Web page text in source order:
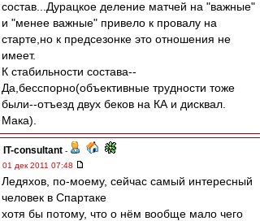
состав...Дурацкое деление матчей на "важные"
и "менее важные" привело к провалу на
старте,но к предсезонке это отношения не
имеет.
К стабильности состава--
Да,бесспорно(объективные трудности тоже
были--отъезд двух беков на КА и дисквал.
Мака).
IT-consultant -
01 дек 2011 07:48
Ледяхов, по-моему, сейчас самый интересный
человек в Спартаке
хотя бы потому, что о нём вообще мало чего